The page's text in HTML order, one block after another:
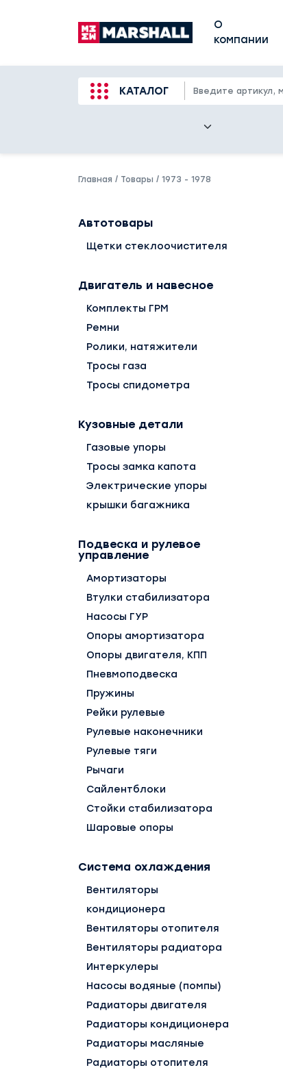
О
компании
КАТАЛОГ
Главная / Товары / 1973 - 1978
Автотовары
Щетки стеклоочистителя
Двигатель и навесное
Комплекты ГРМ
Ремни
Ролики, натяжители
Тросы газа
Тросы спидометра
Кузовные детали
Газовые упоры
Тросы замка капота
Электрические упоры
крышки багажника
Подвеска и рулевое
управление
Амортизаторы
Втулки стабилизатора
Насосы ГУР
Опоры амортизатора
Опоры двигателя, КПП
Пневмоподвеска
Пружины
Рейки рулевые
Рулевые наконечники
Рулевые тяги
Рычаги
Сайлентблоки
Стойки стабилизатора
Шаровые опоры
Система охлаждения
Вентиляторы
кондиционера
Вентиляторы отопителя
Вентиляторы радиатора
Интеркулеры
Насосы водяные (помпы)
Радиаторы двигателя
Радиаторы кондиционера
Радиаторы масляные
Радиаторы отопителя